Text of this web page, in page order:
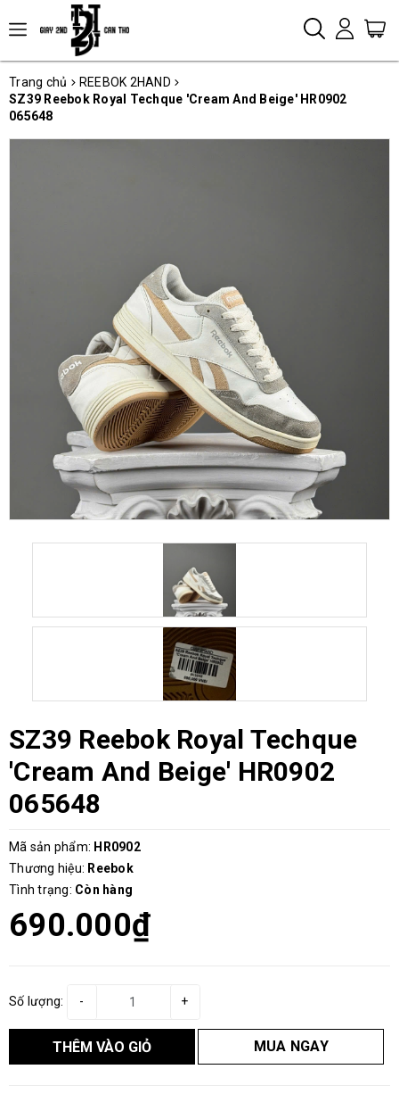
Trang chủ
REEBOK 2HAND
SZ39 Reebok Royal Techque 'Cream And Beige' HR0902
065648
SZ39 Reebok Royal Techque
'Cream And Beige' HR0902
065648
Mã sản phẩm: HR0902
Thương hiệu: Reebok
Tình trạng: Còn hàng
690.000₫
Số lượng: +
-
THÊM VÀO GIỎ MUA NGAY